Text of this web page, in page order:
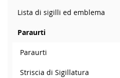
Lista di sigilli ed emblema
Paraurti
Paraurti
Striscia di Sigillatura